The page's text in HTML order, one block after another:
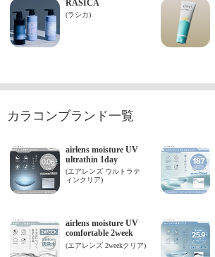
カラコンブランド一覧